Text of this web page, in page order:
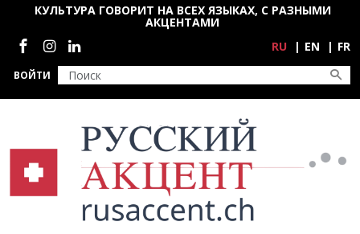
Перейти к основному содержанию
ВОЙТИ
КУЛЬТУРА ГОВОРИТ НА ВСЕХ ЯЗЫКАХ, С РАЗНЫМИ
АКЦЕНТАМИ
Социальные сети
RU EN FR